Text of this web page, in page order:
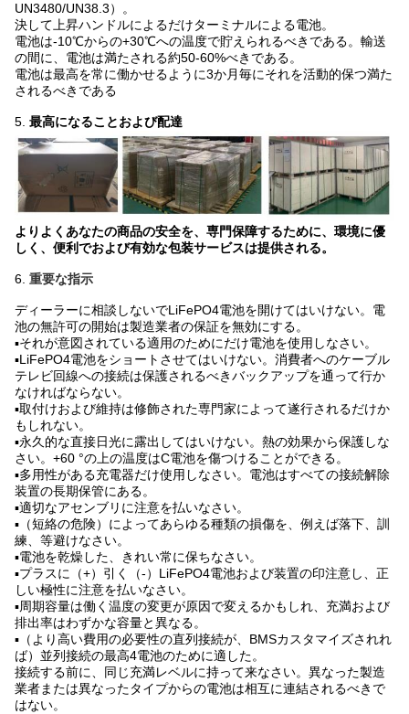
UN3480/UN38.3）。
決して上昇ハンドルによるだけターミナルによる電池。
電池は-10℃からの+30℃への温度で貯えられるべきである。輸送
の間に、電池は満たされる約50-60%べきである。
電池は最高を常に働かせるように3か月毎にそれを活動的保つ満た
されるべきである
5. 最高になることおよび配達
よりよくあなたの商品の安全を、専門保障するために、環境に優
しく、便利でおよび有効な包装サービスは提供される。
6. 重要な指示
ディーラーに相談しないでLiFePO4電池を開けてはいけない。電
池の無許可の開始は製造業者の保証を無効にする。
▪それが意図されている適用のためにだけ電池を使用しなさい。
▪LiFePO4電池をショートさせてはいけない。消費者へのケーブル
テレビ回線への接続は保護されるべきバックアップを通って行か
なければならない。
▪取付けおよび維持は修飾された専門家によって遂行されるだけか
もしれない。
▪永久的な直接日光に露出してはいけない。熱の効果から保護しな
さい。+60 °の上の温度はC電池を傷つけることができる。
▪多用性がある充電器だけ使用しなさい。電池はすべての接続解除
装置の長期保管にある。
▪適切なアセンブリに注意を払いなさい。
▪（短絡の危険）によってあらゆる種類の損傷を、例えば落下、訓
練、等避けなさい。
▪電池を乾燥した、きれい常に保ちなさい。
▪プラスに（+）引く（-）LiFePO4電池および装置の印注意し、正
しい極性に注意を払いなさい。
▪周期容量は働く温度の変更が原因で変えるかもしれ、充満および
排出率はわずかな容量と異なる。
▪（より高い費用の必要性の直列接続が、BMSカスタマイズされれ
ば）並列接続の最高4電池のために適した。
接続する前に、同じ充満レベルに持って来なさい。異なった製造
業者または異なったタイプからの電池は相互に連結されるべきで
はない。